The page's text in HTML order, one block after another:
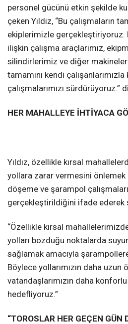
personel gücünü etkin şekilde
çeken Yıldız, “Bu çalışmaların
ekiplerimizle gerçekleştiriyoruz.
ilişkin çalışma araçlarımız,
silindirlerimiz ve diğer
tamamını kendi
çalışmalarımızı sürdürüyoruz.”
HER MAHALLEYE İHTİYACA
Yıldız, özellikle kırsal
yollara zarar vermesini önlemek
döşeme ve şarampol
gerçekleştirildiğini ifade ederek
“Özellikle kırsal
yolları bozduğu noktalarda suyun
sağlamak amacıyla
Böylece yollarımızın daha uzun
vatandaşlarımızın daha
hedefliyoruz.”
“TOROSLAR HER GEÇEN GÜN